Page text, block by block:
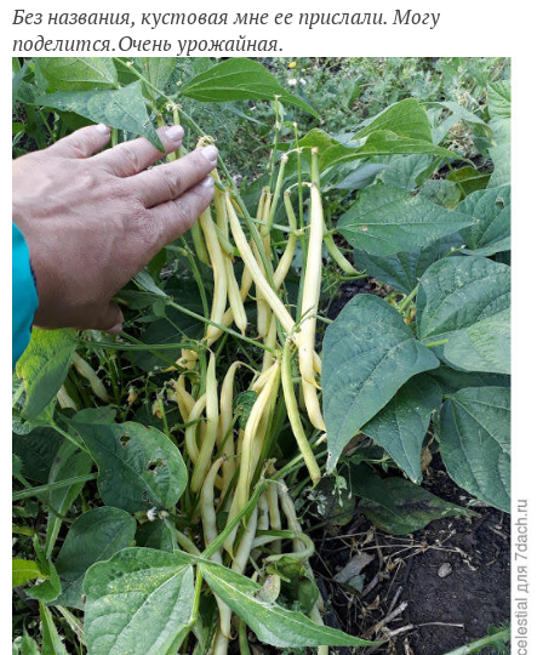
Без названия, кустовая мне ее прислали. Могу
поделится.Очень урожайная.